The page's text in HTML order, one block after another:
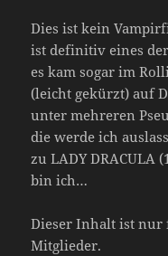
Dies ist kein
ist definitiv eines
es kam sogar im
(leicht gekürzt) auf
unter mehreren
die werde ich
zu LADY DRACULA
bin ich…
Dieser Inhalt ist nur
Mitglieder.